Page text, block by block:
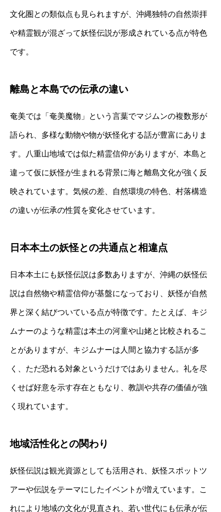
文化圏との類似点も見られますが、沖縄独特の自然崇拝
や精霊観が混ざって妖怪伝説が形成されている点が特色
です。
離島と本島での伝承の違い
奄美では「奄美魔物」という言葉でマジムンの複数形が
語られ、多様な動物や物が妖怪化する話が豊富にありま
す。八重山地域では似た精霊信仰がありますが、本島と
違って仮に妖怪が生まれる背景に海と離島文化が強く反
映されています。気候の差、自然環境の特色、村落構造
の違いが伝承の性質を変化させています。
日本本土の妖怪との共通点と相違点
日本本土にも妖怪伝説は多数ありますが、沖縄の妖怪伝
説は自然物や精霊信仰が基盤になっており、妖怪が自然
界と深く結びついている点が特徴です。たとえば、キジ
ムナーのような精霊は本土の河童や山姥と比較されるこ
とがありますが、キジムナーは人間と協力する話が多
く、ただ恐れる対象というだけではありません。礼を尽
くせば好意を示す存在ともなり、教訓や共存の価値が強
く現れています。
地域活性化との関わり
妖怪伝説は観光資源としても活用され、妖怪スポットツ
アーや伝説をテーマにしたイベントが増えています。こ
れにより地域の文化が見直され、若い世代にも伝承が伝